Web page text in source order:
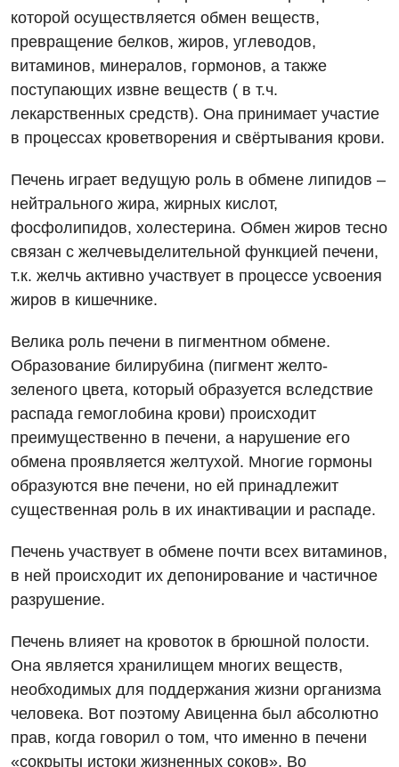
Вакансии
Бесплатные операции
Энциклопедия
Программа лояльности
Ангиографические исследования
Диагностическое отделение
Компьютерная томография
Магнитно-резонансная томография
Гинекологическое отделение
Диагностическое отделение
Дневной стационар
которой осуществляется обмен веществ,
превращение белков, жиров, углеводов,
витаминов, минералов, гормонов, а также
поступающих извне веществ ( в т.ч.
лекарственных средств). Она принимает участие
в процессах кроветворения и свёртывания крови.
Печень играет ведущую роль в обмене липидов –
нейтрального жира, жирных кислот,
фосфолипидов, холестерина. Обмен жиров тесно
связан с желчевыделительной функцией печени,
т.к. желчь активно участвует в процессе усвоения
жиров в кишечнике.
Велика роль печени в пигментном обмене.
Образование билирубина (пигмент желто-
зеленого цвета, который образуется вследствие
распада гемоглобина крови) происходит
преимущественно в печени, а нарушение его
обмена проявляется желтухой. Многие гормоны
образуются вне печени, но ей принадлежит
существенная роль в их инактивации и распаде.
Печень участвует в обмене почти всех витаминов,
в ней происходит их депонирование и частичное
разрушение.
Печень влияет на кровоток в брюшной полости.
Она является хранилищем многих веществ,
необходимых для поддержания жизни организма
человека. Вот поэтому Авиценна был абсолютно
прав, когда говорил о том, что именно в печени
«сокрыты истоки жизненных соков». Во